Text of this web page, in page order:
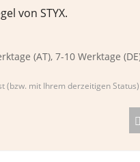
von STYX.
(AT), 7-10 Werktage
(bzw. mit Ihrem derzeitigen